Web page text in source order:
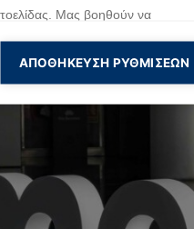
Μας βοηθούν να
σχετικές διαφημίσεις.
και η χρήση τους μπορεί να
ΑΠΟΘΉΚΕΥΣΗ ΡΥΘΜΊΣΕΩΝ